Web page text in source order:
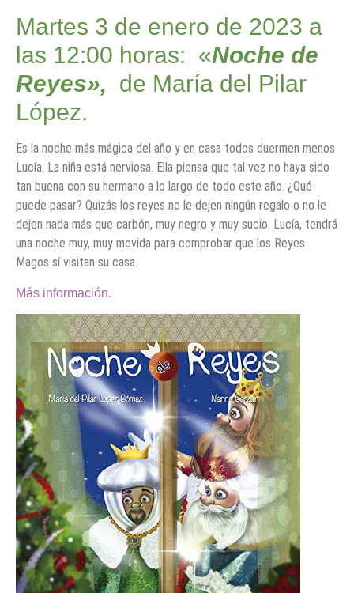
Martes 3 de enero de 2023 a
las 12:00 horas: «Noche de
Reyes», de María del Pilar
López.
Es la noche más mágica del año y en casa todos duermen menos
Lucía. La niña está nerviosa. Ella piensa que tal vez no haya sido
tan buena con su hermano a lo largo de todo este año. ¿Qué
puede pasar? Quizás los reyes no le dejen ningún regalo o no le
dejen nada más que carbón, muy negro y muy sucio. Lucía, tendrá
una noche muy, muy movida para comprobar que los Reyes
Magos sí visitan su casa.
Más información.